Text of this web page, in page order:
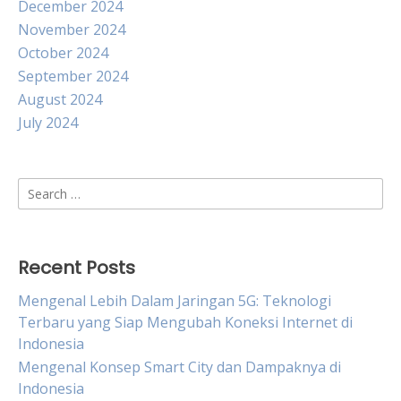
December 2024
November 2024
October 2024
September 2024
August 2024
July 2024
Search
for:
Recent Posts
Mengenal Lebih Dalam Jaringan 5G: Teknologi
Terbaru yang Siap Mengubah Koneksi Internet di
Indonesia
Mengenal Konsep Smart City dan Dampaknya di
Indonesia